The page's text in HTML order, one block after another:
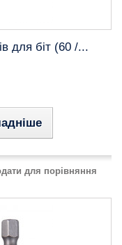
для біт (60 /...
для порівняння